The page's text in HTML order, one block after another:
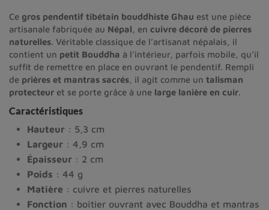
Ce gros pendentif tibétain bouddhiste Ghau est une pièce
artisanale fabriquée au Népal , en cuivre décoré de pierres
naturelles. Véritable classique de l’artisanat népalais, il
contient un petit Bouddha à l’intérieur, parfois mobile, qu’il
suffit de remettre en place en ouvrant le pendentif. Rempli
de prières et mantras sacrés , il agit comme un talisman
protecteur et se porte grâce à une large lanière en cuir.
Caractéristiques
Hauteur : 5,3 cm
Largeur : 4,9 cm
Épaisseur : 2 cm
Poids : 44 g
Matière : cuivre et pierres naturelles
Fonction : boîtier ouvrant avec Bouddha et mantras